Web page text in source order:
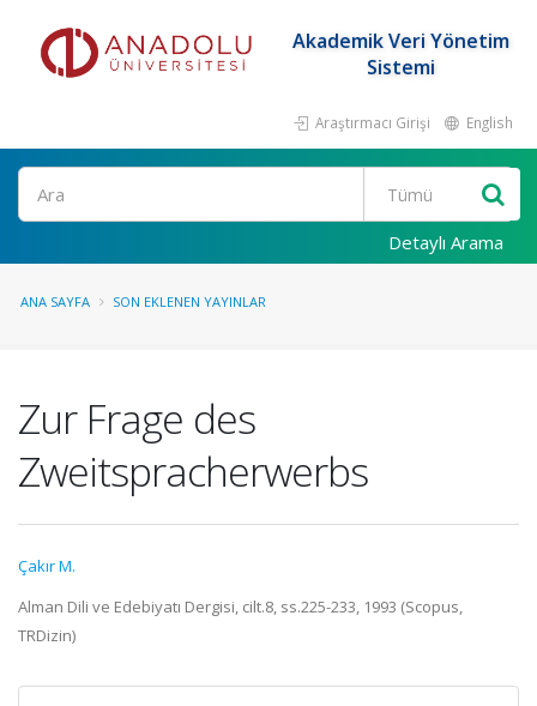
Akademik Veri Yönetim
Sistemi
Araştırmacı Girişi English
Ara
Detaylı Arama
ANA SAYFA SON EKLENEN YAYINLAR
Zur Frage des
Zweitspracherwerbs
Çakır M.
Alman Dili ve Edebiyatı Dergisi, cilt.8, ss.225-233, 1993 (Scopus,
TRDizin)